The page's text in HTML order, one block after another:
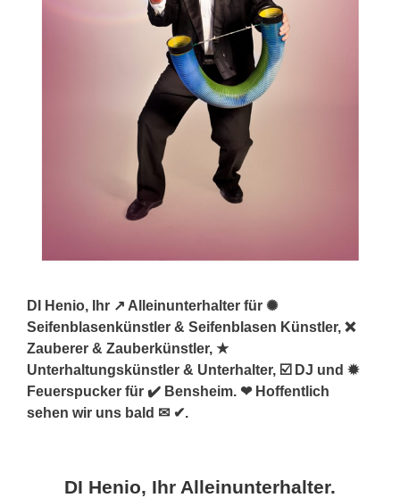
DI Henio, Ihr ↗️ Alleinunterhalter für ✺
Seifenblasenkünstler & Seifenblasen Künstler, ❌
Zauberer & Zauberkünstler, ★
Unterhaltungskünstler & Unterhalter, ☑️ DJ und ✹
Feuerspucker für ✔️ Bensheim. ❤ Hoffentlich
sehen wir uns bald ✉ ✔.
DI Henio, Ihr Alleinunterhalter.